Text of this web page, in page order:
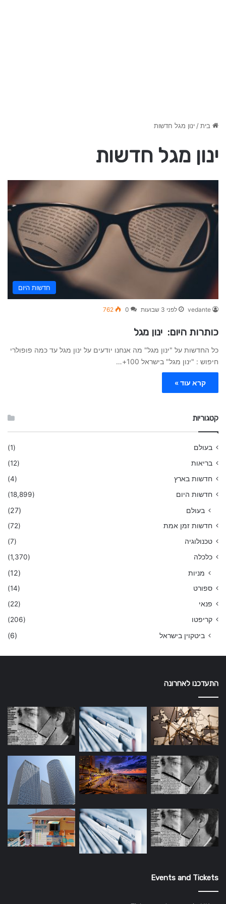
בית/ינון מגל חדשות
ינון מגל חדשות
חדשות היום
vedante לפני 3 שבועות 0
762
כותרות היום: ינון מגל
כל החדשות על "ינון מגל" מה אנחנו יודעים על ינון מגל עד כמה פופולרי
חיפוש : "ינון מגל" בישראל 100+…
קרא עוד »
קטגוריות
בעולם
(1)
בריאות
(12)
חדשות בארץ
(4)
חדשות היום
(18,899)
בעולם (27)
חדשות זמן אמת
(72)
טכנולוגיה
(7)
כלכלה
(1,370)
מניות (12)
ספורט
(14)
פנאי
(22)
קריפטו
(206)
ביטקוין בישראל (6)
התעדכנו לאחרונה
Events and Tickets